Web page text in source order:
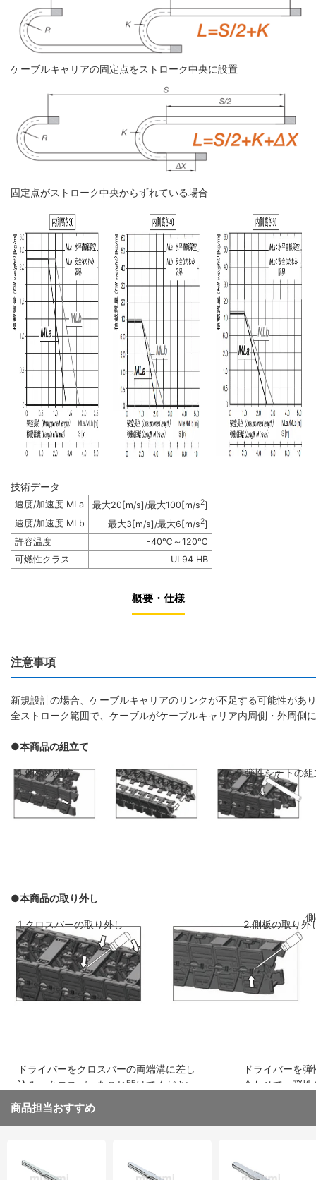
ケーブルキャリアの固定点をストローク中央に設置
固定点がストローク中央からずれている場合
技術データ
速度/加速度 MLa 最大20[m/s]/最大100[m/s2]
速度/加速度 MLb
最大3[m/s]/最大6[m/s2]
許容温度
-40℃～120℃
可燃性クラス
UL94 HB
概要・仕様
注意事項
新規設計の場合、ケーブルキャリアのリンクが不足する可能性が
全ストローク範囲で、ケーブルがケーブルキャリア内周側・外周側
●本商品の組立て
1.側板の組立 2.弾性シートの組
側板のリンクを斜めに前のリンクに差し
込み、はめ込みます
弾性シートを両
ください
●本商品の取り外し
1.クロスバーの取り外し 2.側板の取り外
ドライバーをクロスバーの両端溝に差し
込み、クロスバーをこじ開けてください
ドライバーを
合わせて、弾
商品担当おすすめ